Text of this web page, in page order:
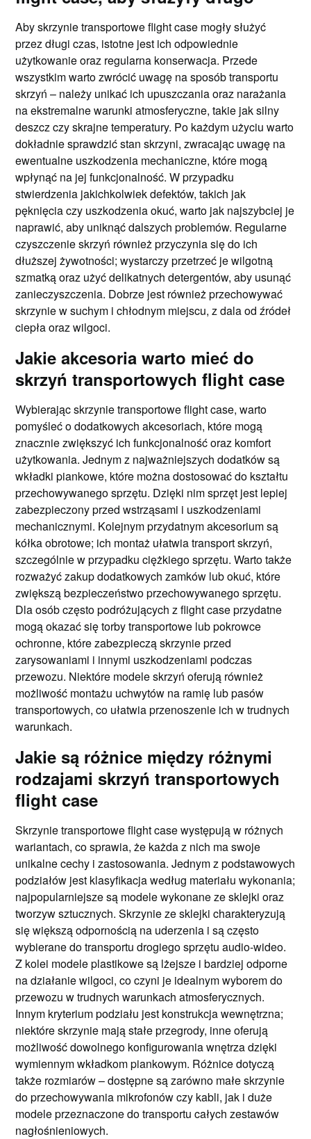
Aby skrzynie transportowe flight case mogły służyć
przez długi czas, istotne jest ich odpowiednie
użytkowanie oraz regularna konserwacja. Przede
wszystkim warto zwrócić uwagę na sposób transportu
skrzyń – należy unikać ich upuszczania oraz narażania
na ekstremalne warunki atmosferyczne, takie jak silny
deszcz czy skrajne temperatury. Po każdym użyciu warto
dokładnie sprawdzić stan skrzyni, zwracając uwagę na
ewentualne uszkodzenia mechaniczne, które mogą
wpłynąć na jej funkcjonalność. W przypadku
stwierdzenia jakichkolwiek defektów, takich jak
pęknięcia czy uszkodzenia okuć, warto jak najszybciej je
naprawić, aby uniknąć dalszych problemów. Regularne
czyszczenie skrzyń również przyczynia się do ich
dłuższej żywotności; wystarczy przetrzeć je wilgotną
szmatką oraz użyć delikatnych detergentów, aby usunąć
zanieczyszczenia. Dobrze jest również przechowywać
skrzynie w suchym i chłodnym miejscu, z dala od źródeł
ciepła oraz wilgoci.
Jakie akcesoria warto mieć do
skrzyń transportowych flight case
Wybierając skrzynie transportowe flight case, warto
pomyśleć o dodatkowych akcesoriach, które mogą
znacznie zwiększyć ich funkcjonalność oraz komfort
użytkowania. Jednym z najważniejszych dodatków są
wkładki piankowe, które można dostosować do kształtu
przechowywanego sprzętu. Dzięki nim sprzęt jest lepiej
zabezpieczony przed wstrząsami i uszkodzeniami
mechanicznymi. Kolejnym przydatnym akcesorium są
kółka obrotowe; ich montaż ułatwia transport skrzyń,
szczególnie w przypadku ciężkiego sprzętu. Warto także
rozważyć zakup dodatkowych zamków lub okuć, które
zwiększą bezpieczeństwo przechowywanego sprzętu.
Dla osób często podróżujących z flight case przydatne
mogą okazać się torby transportowe lub pokrowce
ochronne, które zabezpieczą skrzynie przed
zarysowaniami i innymi uszkodzeniami podczas
przewozu. Niektóre modele skrzyń oferują również
możliwość montażu uchwytów na ramię lub pasów
transportowych, co ułatwia przenoszenie ich w trudnych
warunkach.
Jakie są różnice między różnymi
rodzajami skrzyń transportowych
flight case
Skrzynie transportowe flight case występują w różnych
wariantach, co sprawia, że każda z nich ma swoje
unikalne cechy i zastosowania. Jednym z podstawowych
podziałów jest klasyfikacja według materiału wykonania;
najpopularniejsze są modele wykonane ze sklejki oraz
tworzyw sztucznych. Skrzynie ze sklejki charakteryzują
się większą odpornością na uderzenia i są często
wybierane do transportu drogiego sprzętu audio-wideo.
Z kolei modele plastikowe są lżejsze i bardziej odporne
na działanie wilgoci, co czyni je idealnym wyborem do
przewozu w trudnych warunkach atmosferycznych.
Innym kryterium podziału jest konstrukcja wewnętrzna;
niektóre skrzynie mają stałe przegrody, inne oferują
możliwość dowolnego konfigurowania wnętrza dzięki
wymiennym wkładkom piankowym. Różnice dotyczą
także rozmiarów – dostępne są zarówno małe skrzynie
do przechowywania mikrofonów czy kabli, jak i duże
modele przeznaczone do transportu całych zestawów
nagłośnieniowych.